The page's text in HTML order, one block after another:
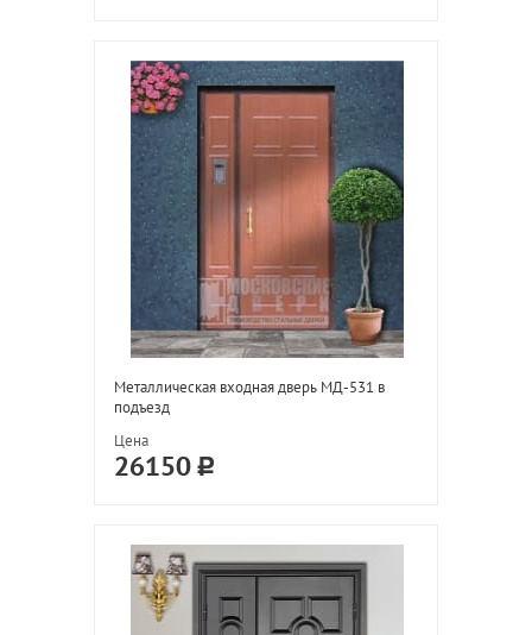
Металлическая входная дверь МД-531 в
подъезд
Цена
26150